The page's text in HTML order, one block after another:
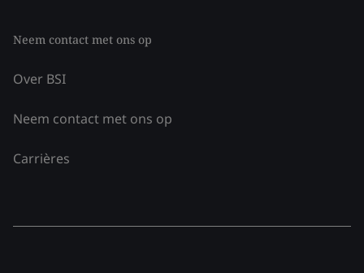
Neem contact met ons op
Over BSI
Neem contact met ons op
Carrières